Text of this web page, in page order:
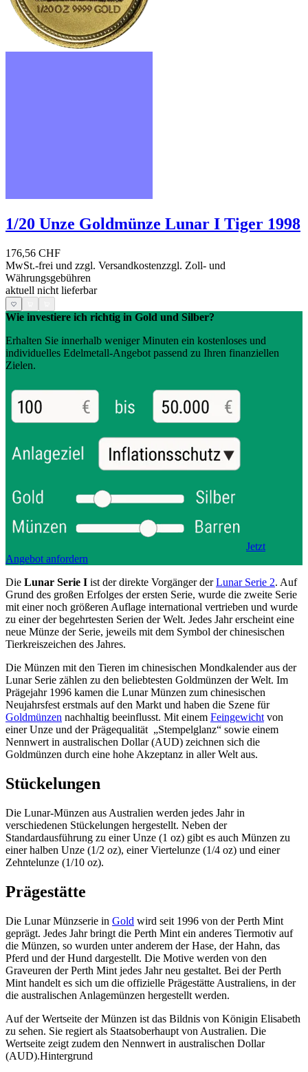
1/20 Unze Goldmünze Lunar I Tiger 1998
176,56 CHF
MwSt.-frei und zzgl. Versandkostenzzgl. Zoll- und
Währungsgebühren
aktuell nicht lieferbar
Wie investiere ich richtig in Gold und Silber?
Erhalten Sie innerhalb weniger Minuten ein kostenloses und
individuelles Edelmetall-Angebot passend zu Ihren finanziellen
Zielen.
Jetzt
Angebot anfordern
Die Lunar Serie I ist der direkte Vorgänger derLunar Serie 2. Auf
Grund des großen Erfolges der ersten Serie, wurde die zweite Serie
mit einer noch größeren Auflage international vertrieben und wurde
zu einer der begehrtesten Serien der Welt. Jedes Jahr erscheint eine
neue Münze der Serie, jeweils mit dem Symbol der chinesischen
Tierkreiszeichen des Jahres.
Die Münzen mit den Tieren im chinesischen Mondkalender aus der
Lunar Serie zählen zu den beliebtesten Goldmünzen der Welt. Im
Prägejahr 1996 kamen die Lunar Münzen zum chinesischen
Neujahrsfest erstmals auf den Markt und haben die Szene für
Goldmünzen nachhaltig beeinflusst. Mit einem Feingewicht von
einer Unze und der Prägequalität „Stempelglanz“ sowie einem
Nennwert in australischen Dollar (AUD) zeichnen sich die
Goldmünzen durch eine hohe Akzeptanz in aller Welt aus.
Stückelungen
Die Lunar-Münzen aus Australien werden jedes Jahr in
verschiedenen Stückelungen hergestellt. Neben der
Standardausführung zu einer Unze (1 oz) gibt es auch Münzen zu
einer halben Unze (1/2 oz), einer Viertelunze (1/4 oz) und einer
Zehntelunze (1/10 oz).
Prägestätte
Die Lunar Münzserie in Gold wird seit 1996 von der Perth Mint
geprägt. Jedes Jahr bringt die Perth Mint ein anderes Tiermotiv auf
die Münzen, so wurden unter anderem der Hase, der Hahn, das
Pferd und der Hund dargestellt. Die Motive werden von den
Graveuren der Perth Mint jedes Jahr neu gestaltet. Bei der Perth
Mint handelt es sich um die offizielle Prägestätte Australiens, in der
die australischen Anlagemünzen hergestellt werden.
Auf der Wertseite der Münzen ist das Bildnis von Königin Elisabeth
zu sehen. Sie regiert als Staatsoberhaupt von Australien. Die
Wertseite zeigt zudem den Nennwert in australischen Dollar
(AUD).Hintergrund